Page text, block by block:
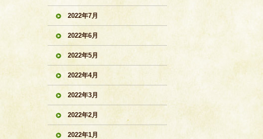
2022年7月
2022年6月
2022年5月
2022年4月
2022年3月
2022年2月
2022年1月